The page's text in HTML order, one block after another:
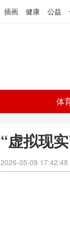
插画 健康 公益
体
“虚拟现
2026-05-09 17:42:48